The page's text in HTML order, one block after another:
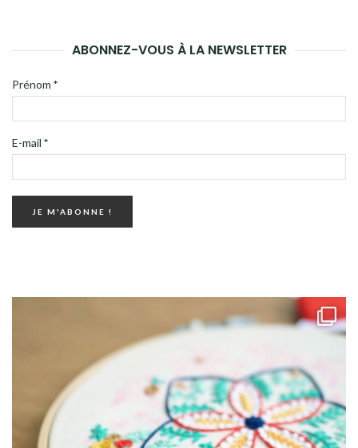
ABONNEZ-VOUS À LA NEWSLETTER
Prénom *
E-mail *